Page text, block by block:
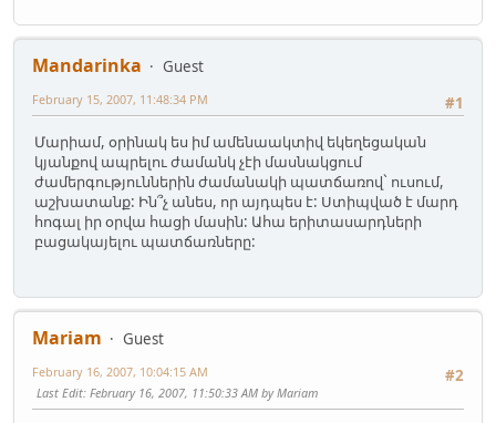
Mandarinka
Guest
#1
February 15, 2007, 11:48:34 PM
Մարիամ, օրինակ ես իմ ամենաակտիվ եկեղեցական
կյանքով ապրելու ժամանկ չէի մասնակցում
ժամերգություններին ժամանակի պատճառով` ուսում,
աշխատանք: Ին՞չ անես, որ այդպես է: Ստիպված է մարդ
հոգալ իր օրվա հացի մասին: Ահա երիտասարդների
բացակայելու պատճառները:
Mariam
Guest
#2
February 16, 2007, 10:04:15 AM
Last Edit: February 16, 2007, 11:50:33 AM by Mariam